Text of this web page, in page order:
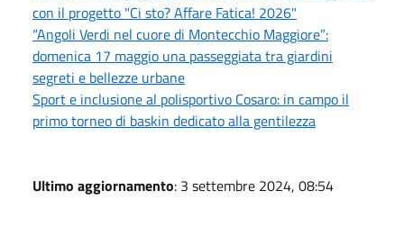
con il progetto "Ci sto? Affare Fatica! 2026"
“Angoli Verdi nel cuore di Montecchio Maggiore”:
domenica 17 maggio una passeggiata tra giardini
segreti e bellezze urbane
Sport e inclusione al polisportivo Cosaro: in campo il
primo torneo di baskin dedicato alla gentilezza
Ultimo aggiornamento: 3 settembre 2024, 08:54